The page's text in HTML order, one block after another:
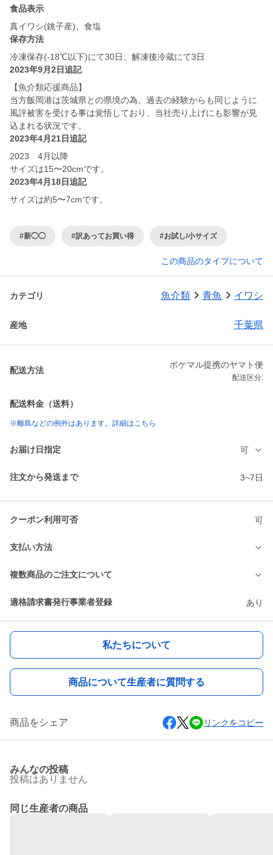
食品表示
真イワシ(銚子産)、食塩
保存方法
冷凍保存(-18℃以下)にて30日、解凍後冷蔵にて3日
2023年9月2日追記
【魚介類応援商品】
当方飯岡港は茨城県との県境の為、過去の経験からも同じように
風評被害を受ける事は覚悟しており、当社売り上げにも影響が見
込まれる状況です。
2023年4月21日追記
2023 4月以降
サイズは15〜20cmです。
2023年4月18日追記
サイズは約5〜7cmです。
#新◯◯ #訳あってお買い得 #お試し/小サイズ
この商品のタイプについて
カテゴリ 魚介類 青魚 イワシ
産地 千葉県
配送方法
ポケマル提携のヤマト便
配送区分:
配送料金（送料）
※離島などの例外はあります。詳細はこちら
お届け日指定 可
注文から発送まで 3~7日
クーポン利用可否 可
支払い方法
複数商品のご注文について
適格請求書発行事業者登録 あり
私たちについて
商品について生産者に質問する
商品をシェア リンクをコピー
みんなの投稿
投稿はありません
同じ生産者の商品